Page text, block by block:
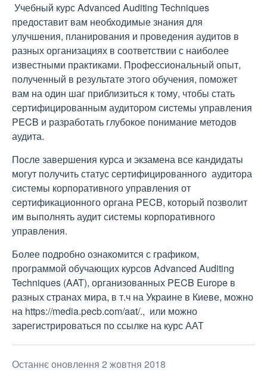
Учебный курс Advanced Auditing Techniques
предоставит вам необходимые знания для
улучшения, планирования и проведения аудитов в
разных организациях в соответствии с наиболее
известными практиками. Профессиональный опыт,
полученный в результате этого обучения, поможет
вам на один шаг приблизиться к тому, чтобы стать
сертифицированным аудитором системы управления
PECB и разработать глубокое понимание методов
аудита.
После завершения курса и экзамена все кандидаты
могут получить статус сертифицированного аудитора
системы корпоративного управления от
сертификационного органа PECB, который позволит
им выполнять аудит системы корпоративного
управления.
Более подробно ознакомится с графиком,
программой обучающих курсов Advanced Auditing
Techniques (AAT), организованных PECB Europe в
разных странах мира, в т.ч на Украине в Киеве, можно
на https://media.pecb.com/aat/., или можно
зарегистрироваться по ссылке на курс ААТ
Останнє оновлення 2 жовтня 2018